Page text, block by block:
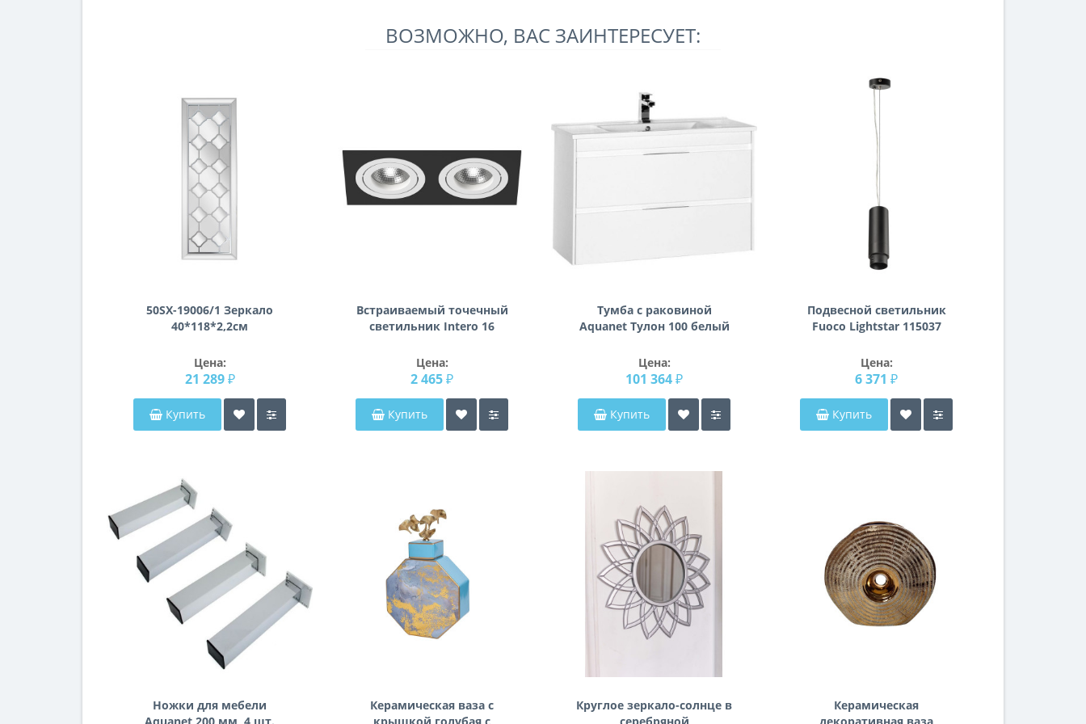
ВОЗМОЖНО, ВАС ЗАИНТЕРЕСУЕТ:
50SX-19006/1 Зеркало
40*118*2,2см
Цена:
21 289 ₽
Купить
Встраиваемый точечный
светильник Intero 16
Цена:
2 465 ₽
Купить
Тумба с раковиной
Aquanet Тулон 100 белый
Цена:
101 364 ₽
Купить
Подвесной светильник
Fuoco Lightstar 115037
Цена:
6 371 ₽
Купить
Ножки для мебели
Керамическая ваза с
Круглое зеркало-солнце в
Керамическая